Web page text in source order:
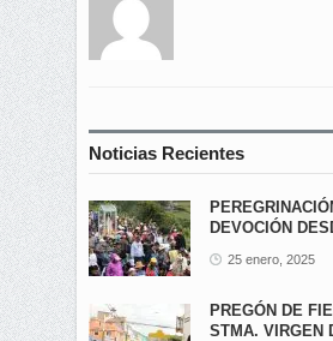
Noticias Recientes
DEVOCIÓN
25 enero, 2025
PREGÓN DE
STMA. VIRGEN